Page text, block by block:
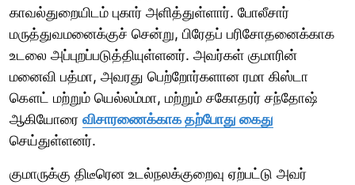
காவல்துறையிடம் புகார் அளித்துள்ளார். போலீசார்
மருத்துவமனைக்குச் சென்று, பிரேதப் பரிசோதனைக்காக
உடலை அப்புறப்படுத்தியுள்ளனர். அவர்கள் குமாரின்
மனைவி பத்மா, அவரது பெற்றோர்களான ரமா கிஸ்டா
கௌட் மற்றும் யெல்லம்மா, மற்றும் சகோதரர் சந்தோஷ்
ஆகியோரை விசாரணைக்காக தற்போது கைது
செய்துள்ளனர்.
குமாருக்கு திடீரென உடல்நலக்குறைவு ஏற்பட்டு அவர்